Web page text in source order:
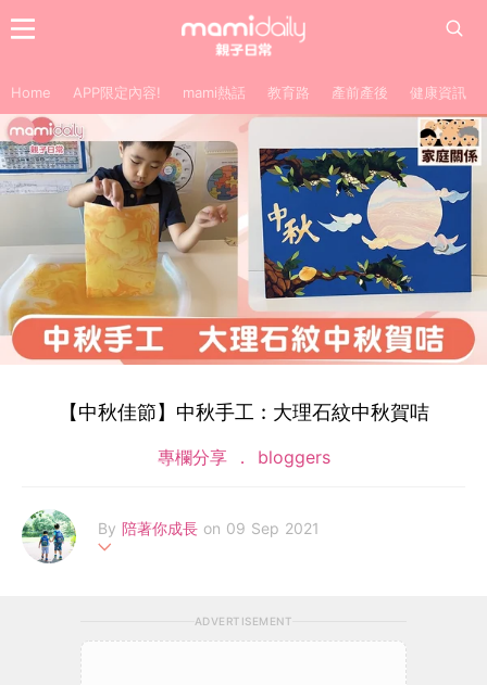
Home APP限定內容! mami熱話 教育路 產前產後 健康資訊
【中秋佳節】中秋手工 : 大理石紋中秋賀咭
專欄分享 bloggers
By 陪著你成長 on 09 Sep 2021
身，沒有牆壁，沒有界線，天地萬物都是孩子學習的材料。”The
world is our classroom” !
ADVERTISEMENT